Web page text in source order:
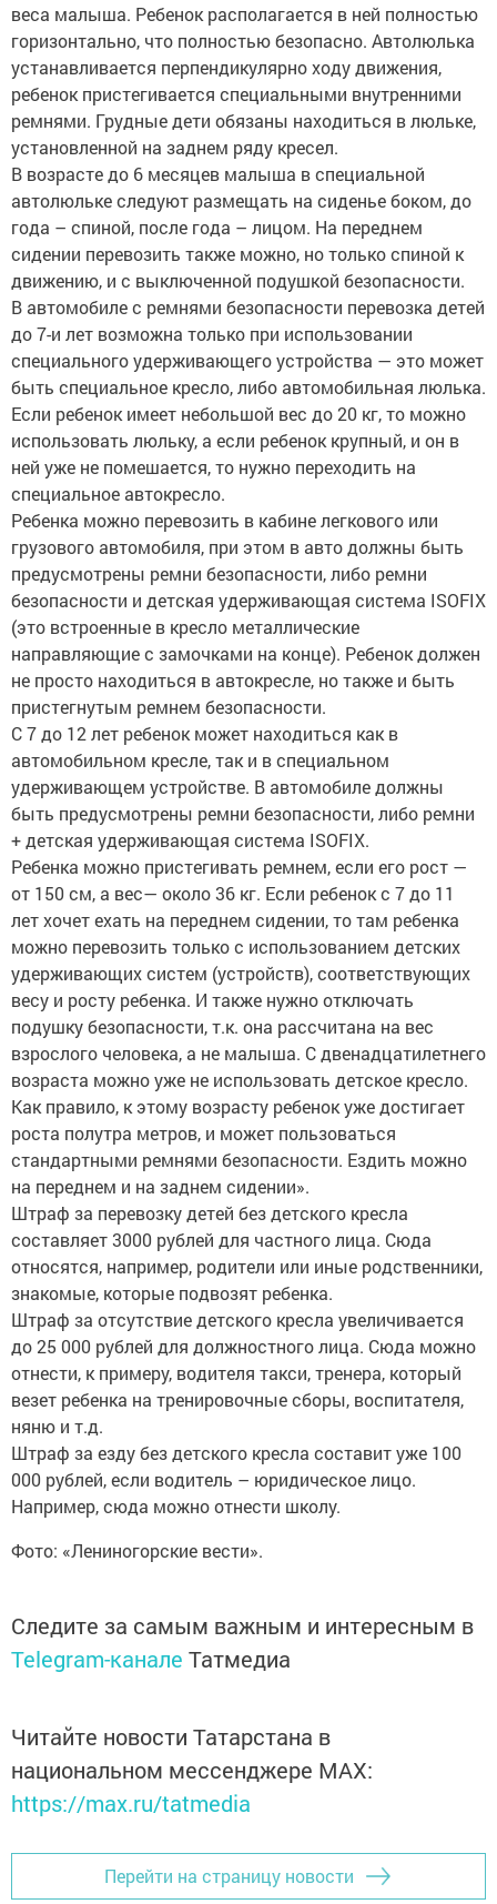
веса малыша. Ребенок располагается в ней полностью
горизонтально, что полностью безопасно. Автолюлька
устанавливается перпендикулярно ходу движения,
ребенок пристегивается специальными внутренними
ремнями. Грудные дети обязаны находиться в люльке,
установленной на заднем ряду кресел.
В возрасте до 6 месяцев малыша в специальной
автолюльке следуют размещать на сиденье боком, до
года – спиной, после года – лицом. На переднем
сидении перевозить также можно, но только спиной к
движению, и с выключенной подушкой безопасности.
В автомобиле с ремнями безопасности перевозка детей
до 7-и лет возможна только при использовании
специального удерживающего устройства — это может
быть специальное кресло, либо автомобильная люлька.
Если ребенок имеет небольшой вес до 20 кг, то можно
использовать люльку, а если ребенок крупный, и он в
ней уже не помешается, то нужно переходить на
специальное автокресло.
Ребенка можно перевозить в кабине легкового или
грузового автомобиля, при этом в авто должны быть
предусмотрены ремни безопасности, либо ремни
безопасности и детская удерживающая система ISOFIX
(это встроенные в кресло металлические
направляющие с замочками на конце). Ребенок должен
не просто находиться в автокресле, но также и быть
пристегнутым ремнем безопасности.
С 7 до 12 лет ребенок может находиться как в
автомобильном кресле, так и в специальном
удерживающем устройстве. В автомобиле должны
быть предусмотрены ремни безопасности, либо ремни
+ детская удерживающая система ISOFIX.
Ребенка можно пристегивать ремнем, если его рост —
от 150 см, а вес— около 36 кг. Если ребенок с 7 до 11
лет хочет ехать на переднем сидении, то там ребенка
можно перевозить только с использованием детских
удерживающих систем (устройств), соответствующих
весу и росту ребенка. И также нужно отключать
подушку безопасности, т.к. она рассчитана на вес
взрослого человека, а не малыша. С двенадцатилетнего
возраста можно уже не использовать детское кресло.
Как правило, к этому возрасту ребенок уже достигает
роста полутра метров, и может пользоваться
стандартными ремнями безопасности. Ездить можно
на переднем и на заднем сидении».
Штраф за перевозку детей без детского кресла
составляет 3000 рублей для частного лица. Сюда
относятся, например, родители или иные родственники,
знакомые, которые подвозят ребенка.
Штраф за отсутствие детского кресла увеличивается
до 25 000 рублей для должностного лица. Сюда можно
отнести, к примеру, водителя такси, тренера, который
везет ребенка на тренировочные сборы, воспитателя,
няню и т.д.
Штраф за езду без детского кресла составит уже 100
000 рублей, если водитель – юридическое лицо.
Например, сюда можно отнести школу.
Фото: «Лениногорские вести».
Следите за самым важным и интересным в
Telegram-канале Татмедиа
Читайте новости Татарстана в
национальном мессенджере MАХ:
https://max.ru/tatmedia
Перейти на страницу новости